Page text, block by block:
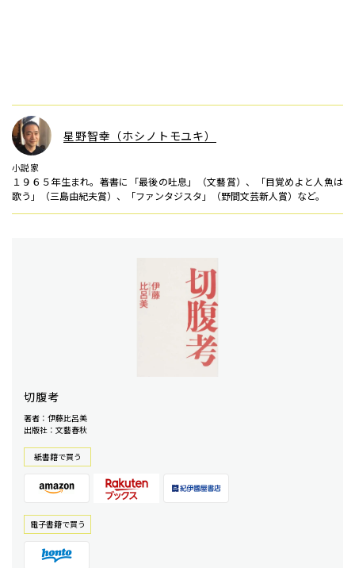
星野智幸（ホシノトモユキ）
小説家
１９６５年生まれ。著書に「最後の吐息」（文藝賞）、「目覚めよと人魚は
歌う」（三島由紀夫賞）、「ファンタジスタ」（野間文芸新人賞）など。
切腹考
著者：伊藤比呂美
出版社：文藝春秋
紙書籍で買う
電⼦書籍で買う